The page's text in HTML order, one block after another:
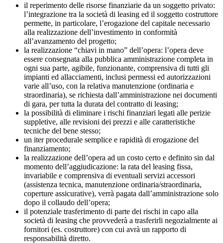
il reperimento delle risorse finanziarie da un soggetto privato:
l’integrazione tra la società di leasing ed il soggetto costruttore
permette, in particolare, l’erogazione del capitale necessario
alla realizzazione dell’investimento in conformità
all’avanzamento del progetto;
la realizzazione “chiavi in mano” dell’opera: l’opera deve
essere consegnata alla pubblica amministrazione completa in
ogni sua parte, agibile, funzionante, comprensiva di tutti gli
impianti ed allacciamenti, inclusi permessi ed autorizzazioni
varie all’uso, con la relativa manutenzione (ordinaria e
straordinaria), se richiesta dall’amministrazione nei documenti
di gara, per tutta la durata del contratto di leasing;
la possibilità di eliminare i rischi finanziari legati alle perizie
suppletive, alle revisioni dei prezzi e alle caratteristiche
tecniche del bene stesso;
un iter procedurale semplice e rapidità di erogazione del
finanziamento;
la realizzazione dell’opera ad un costo certo e definito sin dal
momento dell’aggiudicazione: la rata del leasing fissa,
invariabile e comprensiva di eventuali servizi accessori
(assistenza tecnica, manutenzione ordinaria/straordinaria,
coperture assicurative), verrà pagata dall’amministrazione solo
dopo il collaudo dell’opera;
il potenziale trasferimento di parte dei rischi in capo alla
società di leasing che provvederà a trasferirli negozialmente ai
fornitori (es. costruttore) con cui avrà un rapporto di
responsabilità diretto.